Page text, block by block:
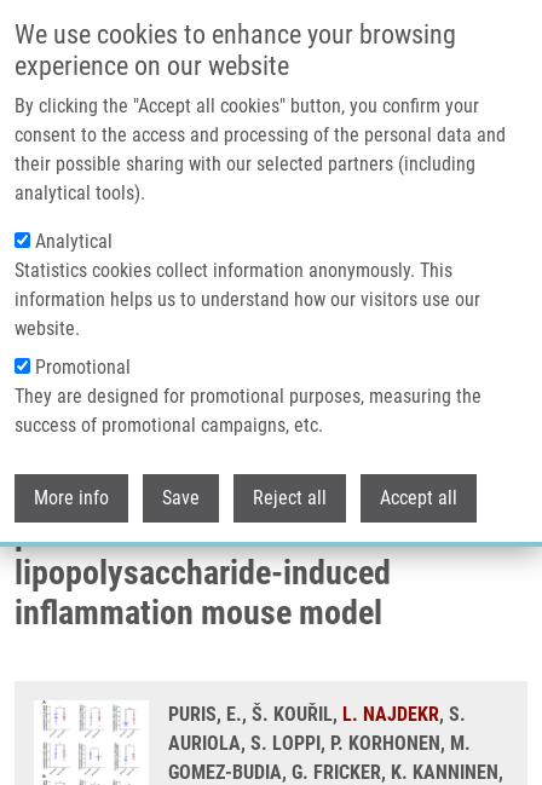
We use cookies to enhance your browsing
experience on our website
By clicking the "Accept all cookies" button, you confirm your
consent to the access and processing of the personal data and
their possible sharing with our selected partners (including
analytical tools).
Analytical
Statistics cookies collect information anonymously. This
information helps us to understand how our visitors use our
website.
Promotional
They are designed for promotional purposes, measuring the
success of promotional campaigns, etc.
More info Save Reject all Accept all
Header image
Drobečková navigace
Domů
Metabolomic, Lipidomic And Proteomic Characterisation Of
Lipopolysaccharide-induced Inflammation Mouse Model
Metabolomic, lipidomic and
proteomic characterisation of
lipopolysaccharide-induced
inflammation mouse model
PURIS, E., Š. KOUŘIL, L. NAJDEKR, S.
AURIOLA, S. LOPPI, P. KORHONEN, M.
GOMEZ-BUDIA, G. FRICKER, K. KANNINEN,